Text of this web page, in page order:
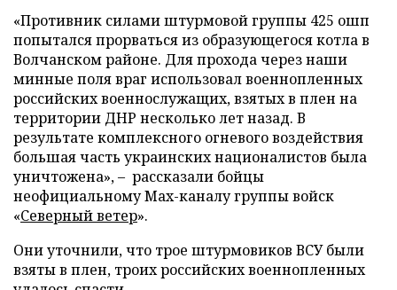
«Противник силами штурмовой группы 425 ошп
попытался прорваться из образующегося котла в
Волчанском районе. Для прохода через наши
минные поля враг использовал военнопленных
российских военнослужащих, взятых в плен на
территории ДНР несколько лет назад. В
результате комплексного огневого воздействия
большая часть украинских националистов была
уничтожена», – рассказали бойцы
неофициальному Max-каналу группы войск
«Северный ветер».
Они уточнили, что трое штурмовиков ВСУ были
взяты в плен, троих российских военнопленных